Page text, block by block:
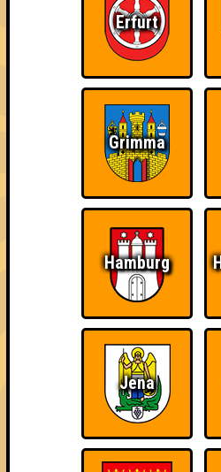
Knapp daneben!
Schon
Quizveteran
Wir sind
The Amount of
Teilnahmen is too
Ich war da,
Erfurt
Grimma
Hamburg
Jena